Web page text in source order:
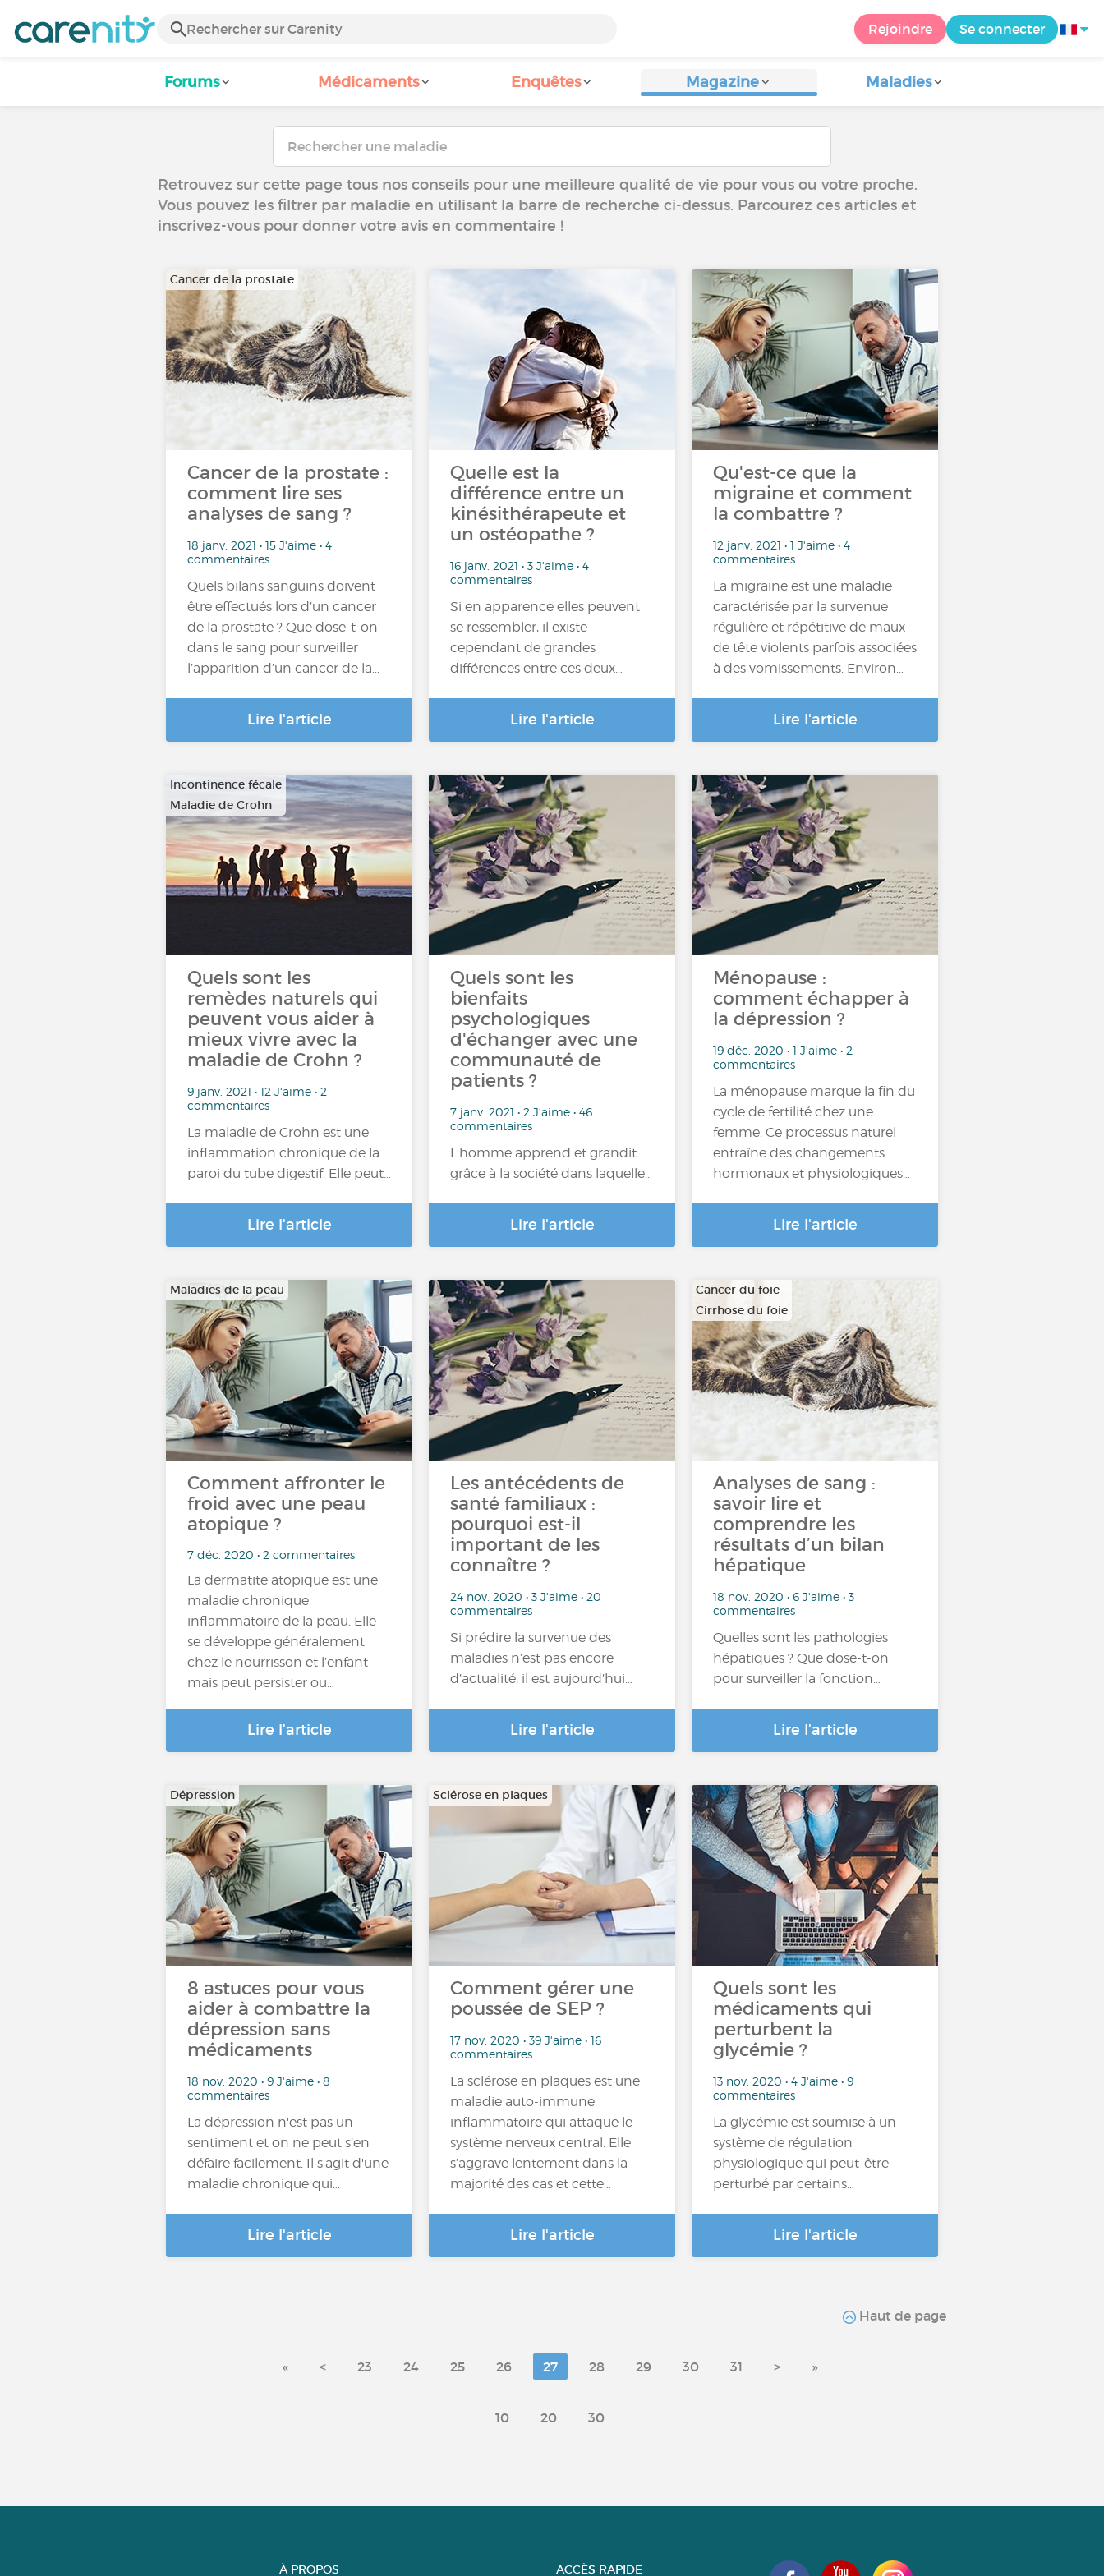
Rejoindre Se connecter
Forums Médicaments Enquêtes Magazine Maladies
Retrouvez sur cette page tous nos conseils pour une meilleure qualité de vie pour vous ou votre proche.
Vous pouvez les filtrer par maladie en utilisant la barre de recherche ci-dessus. Parcourez ces articles et
inscrivez-vous pour donner votre avis en commentaire !
Cancer de la prostate
Cancer de la prostate :
comment lire ses
analyses de sang ?
18 janv. 2021 • 15 J'aime • 4
commentaires
Quels bilans sanguins doivent
être effectués lors d’un cancer
de la prostate ? Que dose-t-on
dans le sang pour surveiller
l’apparition d’un cancer de la…
Lire l'article
Quelle est la
différence entre un
kinésithérapeute et
un ostéopathe ?
16 janv. 2021 • 3 J'aime • 4
commentaires
Si en apparence elles peuvent
se ressembler, il existe
cependant de grandes
différences entre ces deux…
Lire l'article
Qu'est-ce que la
migraine et comment
la combattre ?
12 janv. 2021 • 1 J'aime • 4
commentaires
La migraine est une maladie
caractérisée par la survenue
régulière et répétitive de maux
de tête violents parfois associées
à des vomissements. Environ…
Lire l'article
Incontinence fécale
Maladie de Crohn
…
Quels sont les
remèdes naturels qui
peuvent vous aider à
mieux vivre avec la
maladie de Crohn ?
9 janv. 2021 • 12 J'aime • 2
commentaires
La maladie de Crohn est une
inflammation chronique de la
paroi du tube digestif. Elle peut…
Lire l'article
Quels sont les
bienfaits
psychologiques
d'échanger avec une
communauté de
patients ?
7 janv. 2021 • 2 J'aime • 46
commentaires
L'homme apprend et grandit
grâce à la société dans laquelle…
Lire l'article
Ménopause :
comment échapper à
la dépression ?
19 déc. 2020 • 1 J'aime • 2
commentaires
La ménopause marque la fin du
cycle de fertilité chez une
femme. Ce processus naturel
entraîne des changements
hormonaux et physiologiques…
Lire l'article
Maladies de la peau
Comment affronter le
froid avec une peau
atopique ?
7 déc. 2020 • 2 commentaires
La dermatite atopique est une
maladie chronique
inflammatoire de la peau. Elle
se développe généralement
chez le nourrisson et l’enfant
mais peut persister ou…
Lire l'article
Les antécédents de
santé familiaux :
pourquoi est-il
important de les
connaître ?
24 nov. 2020 • 3 J'aime • 20
commentaires
Si prédire la survenue des
maladies n’est pas encore
d’actualité, il est aujourd’hui…
Lire l'article
Cancer du foie
Cirrhose du foie
…
Analyses de sang :
savoir lire et
comprendre les
résultats d’un bilan
hépatique
18 nov. 2020 • 6 J'aime • 3
commentaires
Quelles sont les pathologies
hépatiques ? Que dose-t-on
pour surveiller la fonction…
Lire l'article
Dépression
8 astuces pour vous
aider à combattre la
dépression sans
médicaments
18 nov. 2020 • 9 J'aime • 8
commentaires
La dépression n'est pas un
sentiment et on ne peut s’en
défaire facilement. Il s'agit d'une
maladie chronique qui…
Lire l'article
Sclérose en plaques
Comment gérer une
poussée de SEP ?
17 nov. 2020 • 39 J'aime • 16
commentaires
La sclérose en plaques est une
maladie auto-immune
inflammatoire qui attaque le
système nerveux central. Elle
s’aggrave lentement dans la
majorité des cas et cette…
Lire l'article
Quels sont les
médicaments qui
perturbent la
glycémie ?
13 nov. 2020 • 4 J'aime • 9
commentaires
La glycémie est soumise à un
système de régulation
physiologique qui peut-être
perturbé par certains…
Lire l'article
Haut de page
« < 23 24 25 26 27 28 29 30 31 > »
10 20 30
À PROPOS ACCÈS RAPIDE